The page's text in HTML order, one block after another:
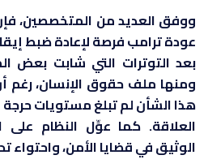
ووفق العديد من المتخصصين،
عودة ترامب فرصة لإعادة ضبط
بعد التوترات التي شابت بعض
ومنها ملف حقوق الإنسان، رغم
هذا الشأن لم تبلغ مستويات حرجة
العلاقة. كما عوِّل النظام
الوثيق في قضايا الأمن، واحتواء